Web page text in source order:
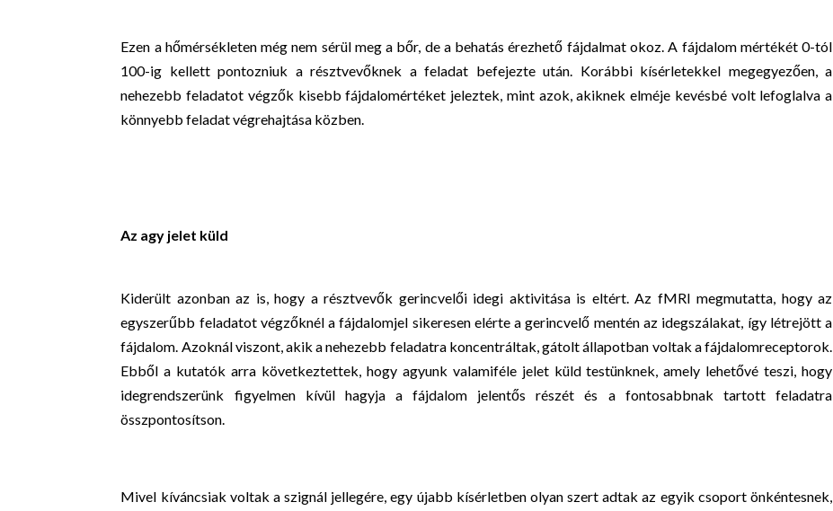
Ezen a hőmérsékleten még nem sérül meg a bőr, de a behatás érezhető fájdalmat okoz. A fájdalom mértékét 0-tól
100-ig kellett pontozniuk a résztvevőknek a feladat befejezte után. Korábbi kísérletekkel megegyezően, a
nehezebb feladatot végzők kisebb fájdalomértéket jeleztek, mint azok, akiknek elméje kevésbé volt lefoglalva a
könnyebb feladat végrehajtása közben.
Az agy jelet küld
Kiderült azonban az is, hogy a résztvevők gerincvelői idegi aktivitása is eltért. Az fMRI megmutatta, hogy az
egyszerűbb feladatot végzőknél a fájdalomjel sikeresen elérte a gerincvelő mentén az idegszálakat, így létrejött a
fájdalom. Azoknál viszont, akik a nehezebb feladatra koncentráltak, gátolt állapotban voltak a fájdalomreceptorok.
Ebből a kutatók arra következtettek, hogy agyunk valamiféle jelet küld testünknek, amely lehetővé teszi, hogy
idegrendszerünk figyelmen kívül hagyja a fájdalom jelentős részét és a fontosabbnak tartott feladatra
összpontosítson.
Mivel kíváncsiak voltak a szignál jellegére, egy újabb kísérletben olyan szert adtak az egyik csoport önkéntesnek,